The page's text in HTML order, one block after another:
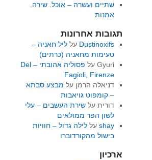
שתיים ועשרה – אוכל. שירה.
אמנות
תגובות אחרונות
Dustinoxifs על ליל חאניה –
טעימות מחאניה (כרתים)
Gyuriעל
פסוליה אהובתי – Del
Fagioli, Firenze
דניאלה הרמן על מבצע סבתא
– קומפוט גויאבות
דוריתעל שירת העשבים – עלי
לשון הפר ממולאים
shayעל לילה גדול – חוויות
בישול מהקורדוברו
ארכיון